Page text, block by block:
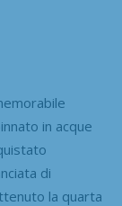
in acque
di
la quarta